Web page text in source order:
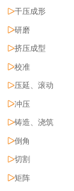
干压成形
研磨
挤压成型
校准
压延、滚动
冲压
铸造、浇筑
倒角
切割
矩阵